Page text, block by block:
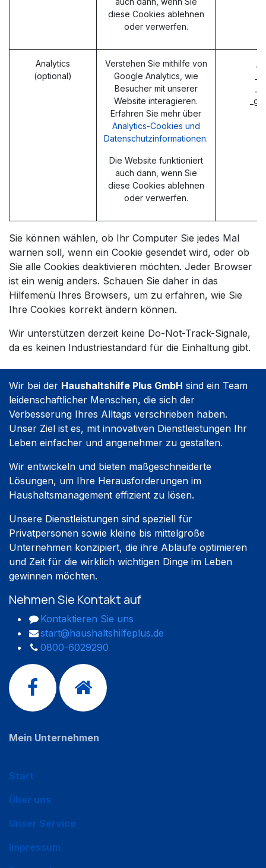
diese Cookies ablehnen
oder verwerfen.
Analytics
(optional)
Verstehen Sie mithilfe von
Google Analytics, wie
Besucher mit unserer
Website interagieren.
Erfahren Sie mehr über
Analytics-Cookies und
Datenschutzinformationen.
Die Website funktioniert
auch dann, wenn Sie
diese Cookies ablehnen
oder verwerfen.
Sie können wählen, ob Ihr Computer Sie jedes Mal
warnen soll, wenn ein Cookie gesendet wird, oder ob
Sie alle Cookies deaktivieren möchten. Jeder Browser
ist ein wenig anders. Schauen Sie daher in das
Hilfemenü Ihres Browsers, um zu erfahren, wie Sie
Ihre Cookies korrekt ändern können.
Wir unterstützen derzeit keine Do-Not-Track-Signale,
da es keinen Industriestandard für die Einhaltung gibt.
Wir bei der Haushaltshilfe Plus GmbH sind ein Team
leidenschaftlicher Menschen, die sich der
Verbesserung Ihres Alltags verschrieben haben.
Unser Ziel ist es, mit innovativen Dienstleistungen Ihr
Leben einfacher und angenehmer zu gestalten.
Wir entwickeln und bieten maßgeschneiderte
Lösungen, um Ihre Herausforderungen im
Haushaltsmanagement effizient zu lösen.
Unsere Dienstleistungen sind speziell für
Privatpersonen sowie kleine bis mittelgroße
Unternehmen konzipiert, die ihre Abläufe optimieren
und Zeit für die wirklich wichtigen Dinge im Leben
gewinnen möchten.
Nehmen Sie Kontakt auf
Kontaktieren Sie uns
start@haushaltshilfeplus.de
0800-6029290
Mein Unternehmen
Start
Über uns
Unser Service
Impressum